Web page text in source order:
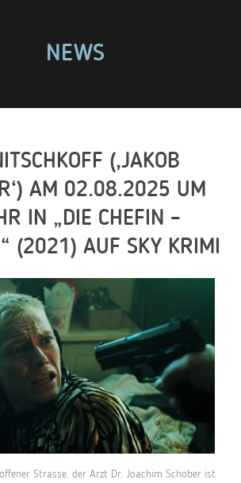
NEWS
(‚JAKOB
AM 02.08.2025 UM
IN „DIE CHEFIN –
(2021) AUF SKY KRIMI
Strasse, der Arzt Dr. Joachim Schober ist